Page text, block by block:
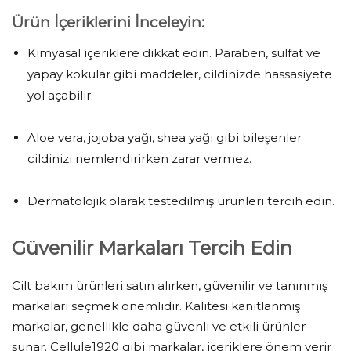
Ürün İçeriklerini İnceleyin:
Kimyasal içeriklere dikkat edin. Paraben, sülfat ve
yapay kokular gibi maddeler, cildinizde hassasiyete
yol açabilir.
Aloe vera, jojoba yağı, shea yağı gibi bileşenler
cildinizi nemlendirirken zarar vermez.
Dermatolojik olarak testedilmiş ürünleri tercih edin.
Güvenilir Markaları Tercih Edin
Cilt bakım ürünleri satın alırken, güvenilir ve tanınmış
markaları seçmek önemlidir. Kalitesi kanıtlanmış
markalar, genellikle daha güvenli ve etkili ürünler
sunar. Cellule1920 gibi markalar, içeriklere önem verir